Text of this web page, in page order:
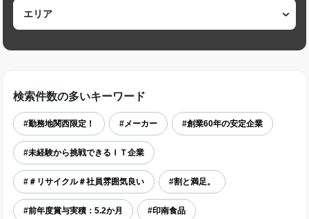
検索件数の多いキーワード
#勤務地関西限定！ #メーカー #創業60年の安定企業
#未経験から挑戦できるＩＴ企業
#＃リサイクル＃社員雰囲気良い #割と満足。
#前年度賞与実積：5.2か月 #印南食品